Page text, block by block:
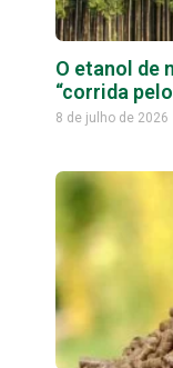
O etanol de
“corrida
8 de julho de 2026